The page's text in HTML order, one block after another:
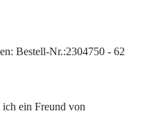
Bestell-Nr.:2304750 - 62
ein Freund von